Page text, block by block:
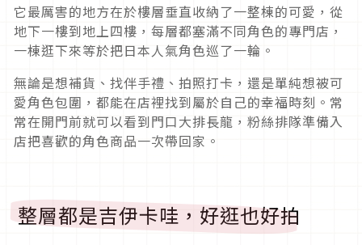
它最厲害的地方在於樓層垂直收納了一整棟的可愛，從
地下一樓到地上四樓，每層都塞滿不同角色的專門店，
一棟逛下來等於把日本人氣角色巡了一輪。
無論是想補貨、找伴手禮、拍照打卡，還是單純想被可
愛角色包圍，都能在店裡找到屬於自己的幸福時刻。常
常在開門前就可以看到門口大排長龍，粉絲排隊準備入
店把喜歡的角色商品一次帶回家。
整層都是吉伊卡哇，好逛也好拍